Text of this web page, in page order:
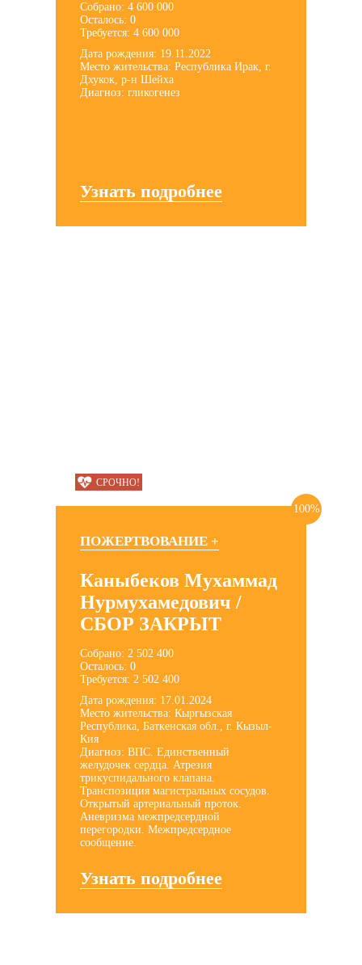
Собрано: 4 600 000
Осталось: 0
Требуется: 4 600 000
Дата рождения: 19.11.2022
Место жительства: Республика Ирак, г.
Дхукок, р-н Шейха
Диагноз: гликогенез
Узнать подробнее
СРОЧНО!
100%
ПОЖЕРТВОВАНИЕ +
Каныбеков Мухаммад
Нурмухамедович /
СБОР ЗАКРЫТ
Собрано: 2 502 400
Осталось: 0
Требуется: 2 502 400
Дата рождения: 17.01.2024
Место жительства: Кыргызская
Республика, Баткенская обл., г. Кызыл-
Кия
Диагноз: ВПС. Единственный
желудочек сердца. Атрезия
трикуспидального клапана.
Транспозиция магистральных сосудов.
Открытый артериальный проток.
Аневризма межпредсердной
перегородки. Межпредсердное
сообщение.
Узнать подробнее